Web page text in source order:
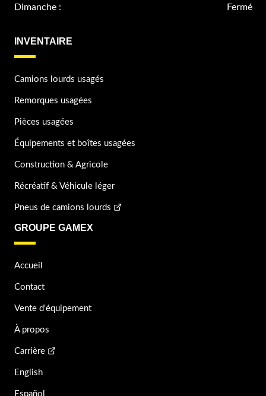
Dimanche :
Fermé
INVENTAIRE
Camions lourds usagés
Remorques usagées
Pièces usagées
Équipements et boîtes usagées
Construction & Agricole
Récréatif & Véhicule léger
Pneus de camions lourds
GROUPE GAMEX
Accueil
Contact
Vente d'équipement
À propos
Carrière
English
Español